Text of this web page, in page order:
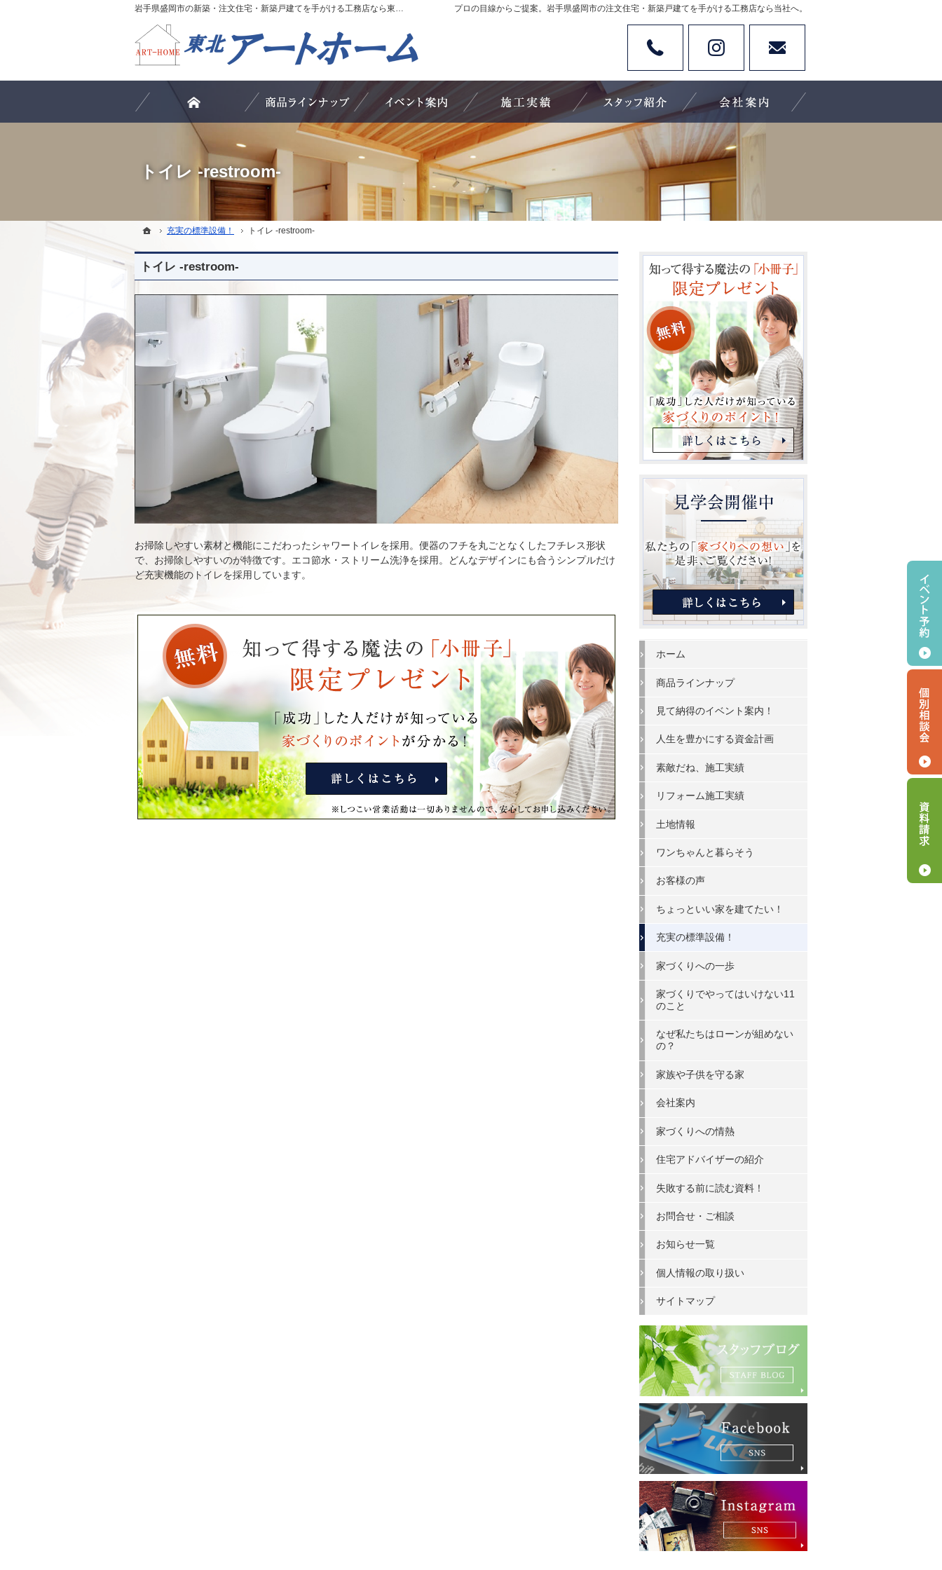
トイレ -restroom-
プロの目線からご提案。岩手県盛岡市の注文住宅・新築戸建てを手がける工務店なら当社へ。
岩手県盛岡市の新築・注文住宅・新築戸建てを手がける工務店なら東北アートホーム
ホーム
充実の標準設備！ トイレ -restroom-
トイレ -restroom-
お掃除しやすい素材と機能にこだわったシャワートイレを採用。便器のフチを丸ごとなくしたフチレス形状
で、お掃除しやすいのが特徴です。エコ節水・ストリーム洗浄を採用。どんなデザインにも合うシンプルだけ
ど充実機能のトイレを採用しています。
ホーム
商品ラインナップ
見て納得のイベント案内！
人生を豊かにする資金計画
素敵だね、施工実績
リフォーム施工実績
土地情報
ワンちゃんと暮らそう
お客様の声
ちょっといい家を建てたい！
充実の標準設備！
家づくりへの一歩
家づくりでやってはいけない11
のこと
なぜ私たちはローンが組めない
の？
家族や子供を守る家
会社案内
家づくりへの情熱
住宅アドバイザーの紹介
失敗する前に読む資料！
お問合せ・ご相談
お知らせ一覧
個人情報の取り扱い
サイトマップ
ホーム
充実の標準設備！ トイレ -restroom-
商品ラインナップ 素敵だね、施工実績
Tel